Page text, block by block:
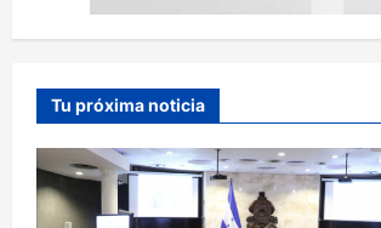
Tu próxima noticia